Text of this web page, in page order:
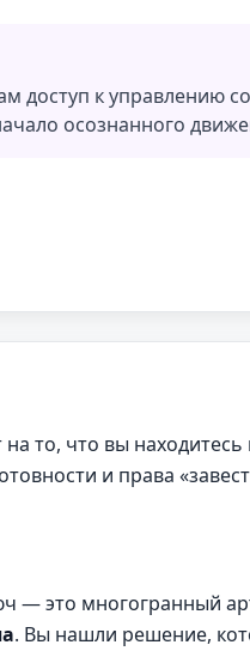
доступ к управлению
осознанного
на то, что вы
и права
— это многогранный
. Вы нашли решение,